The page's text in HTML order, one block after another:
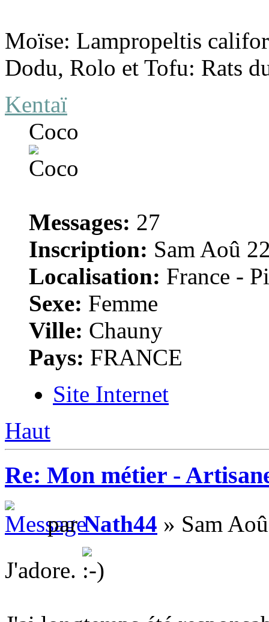
Moïse: Lampropeltis
Dodu, Rolo et Tofu: Rats
Kentaï
Coco
Messages: 27
Inscription: Sam Aoû
Localisation: France -
Sexe: Femme
Ville: Chauny
Pays: FRANCE
Site Internet
Haut
Re: Mon métier -
parNath44 » Sam
J'adore.